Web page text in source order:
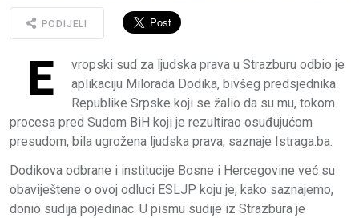
PODIJELI
E
vropski sud za ljudska prava u Strazburu odbio je
aplikaciju Milorada Dodika, bivšeg predsjednika
Republike Srpske koji se žalio da su mu, tokom
procesa pred Sudom BiH koji je rezultirao osuđujućom
presudom, bila ugrožena ljudska prava, saznaje Istraga.ba.
Dodikova odbrane i institucije Bosne i Hercegovine već su
obaviještene o ovoj odluci ESLJP koju je, kako saznajemo,
donio sudija pojedinac. U pismu sudije iz Strazbura je